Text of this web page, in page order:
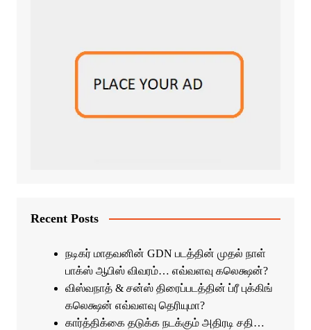
Recent Posts
நடிகர் மாதவனின் GDN படத்தின் முதல் நாள்
பாக்ஸ் ஆபிஸ் விவரம்… எவ்வளவு கலெக்ஷன்?
விஸ்வநாத் & சன்ஸ் திரைப்படத்தின் ப்ரீ புக்கிங்
கலெக்ஷன் எவ்வளவு தெரியுமா?
கார்த்திக்கை தடுக்க நடக்கும் அதிரடி சதி…